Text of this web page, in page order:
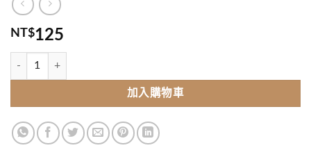
NT$125
客製化野餐墊(不織布腹膜)-含收納袋子 數量
加入購物車